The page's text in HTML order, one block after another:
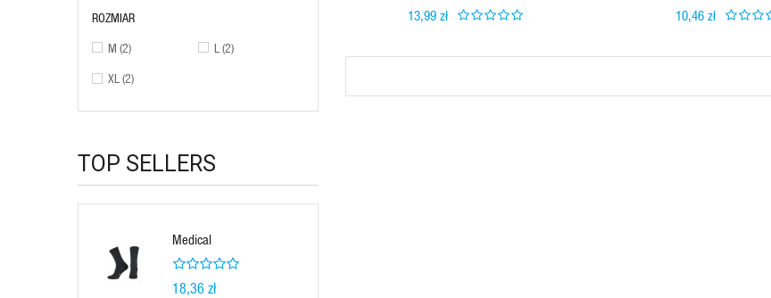
ROZMIAR
M (2) L (2)
XL (2)
TOP SELLERS
Medical
18,36 zł
13,99 zł
10,46 zł